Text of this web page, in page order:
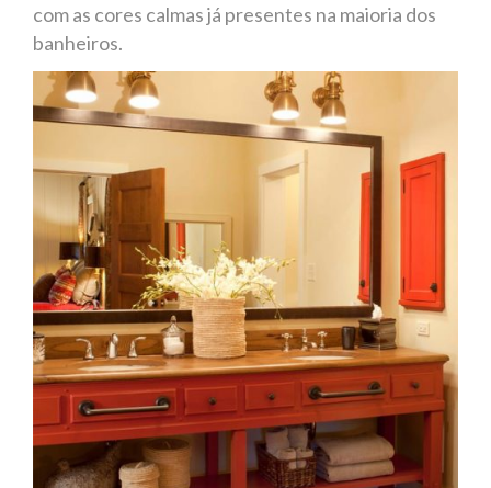
com as cores calmas já presentes na maioria dos
banheiros.